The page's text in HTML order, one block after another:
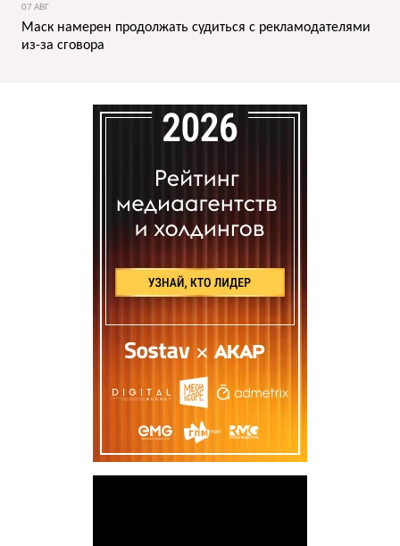
07 АВГ
Маск намерен продолжать судиться с рекламодателями
из-за сговора